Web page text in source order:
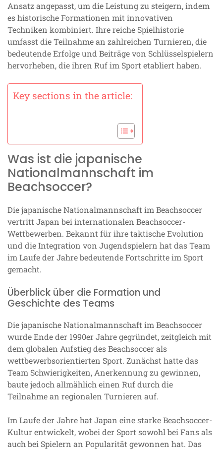
Ansatz angepasst, um die Leistung zu steigern, indem
es historische Formationen mit innovativen
Techniken kombiniert. Ihre reiche Spielhistorie
umfasst die Teilnahme an zahlreichen Turnieren, die
bedeutende Erfolge und Beiträge von Schlüsselspielern
hervorheben, die ihren Ruf im Sport etabliert haben.
Key sections in the article:
Was ist die japanische
Nationalmannschaft im
Beachsoccer?
Die japanische Nationalmannschaft im Beachsoccer
vertritt Japan bei internationalen Beachsoccer-
Wettbewerben. Bekannt für ihre taktische Evolution
und die Integration von Jugendspielern hat das Team
im Laufe der Jahre bedeutende Fortschritte im Sport
gemacht.
Überblick über die Formation und
Geschichte des Teams
Die japanische Nationalmannschaft im Beachsoccer
wurde Ende der 1990er Jahre gegründet, zeitgleich mit
dem globalen Aufstieg des Beachsoccer als
wettbewerbsorientierten Sport. Zunächst hatte das
Team Schwierigkeiten, Anerkennung zu gewinnen,
baute jedoch allmählich einen Ruf durch die
Teilnahme an regionalen Turnieren auf.
Im Laufe der Jahre hat Japan eine starke Beachsoccer-
Kultur entwickelt, wobei der Sport sowohl bei Fans als
auch bei Spielern an Popularität gewonnen hat. Das